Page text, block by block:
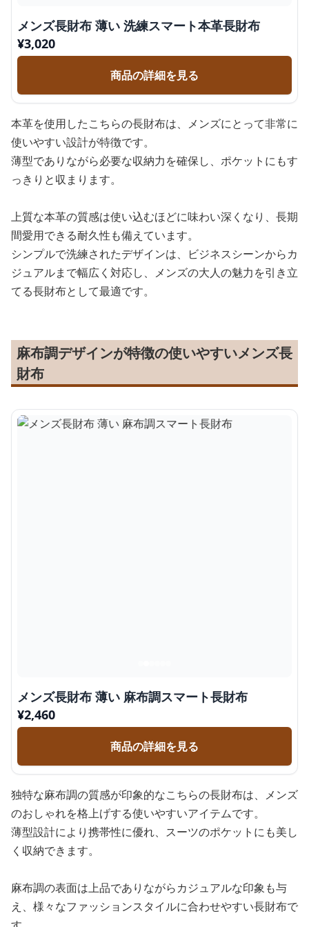
メンズ長財布 薄い 洗練スマート本革長財布
¥3,020
商品の詳細を見る
本革を使用したこちらの長財布は、メンズにとって非常に
使いやすい設計が特徴です。
薄型でありながら必要な収納力を確保し、ポケットにもす
っきりと収まります。
上質な本革の質感は使い込むほどに味わい深くなり、長期
間愛用できる耐久性も備えています。
シンプルで洗練されたデザインは、ビジネスシーンからカ
ジュアルまで幅広く対応し、メンズの大人の魅力を引き立
てる長財布として最適です。
麻布調デザインが特徴の使いやすいメンズ長
財布
メンズ長財布 薄い 麻布調スマート長財布
¥2,460
商品の詳細を見る
独特な麻布調の質感が印象的なこちらの長財布は、メンズ
のおしゃれを格上げする使いやすいアイテムです。
薄型設計により携帯性に優れ、スーツのポケットにも美し
く収納できます。
麻布調の表面は上品でありながらカジュアルな印象も与
え、様々なファッションスタイルに合わせやすい長財布で